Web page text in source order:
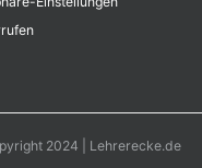
2024 | Lehrerecke.de